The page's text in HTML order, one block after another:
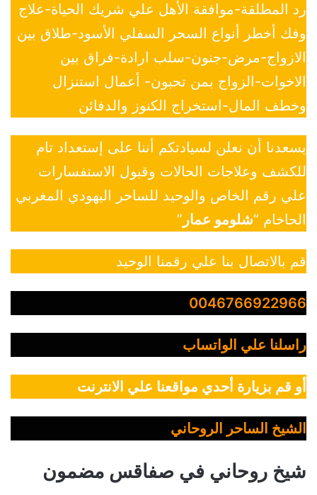
رد المطلقة-موافقة الأهل علي شريك الحياة-علاج
وفك أخطر أنواع السحر السفلي الأسود-طلاق بين
الازواج-مرض-جنون-سلب ارادة-فراق بين
الاخوات-الزواج بمن تحبون- أعمال استنزال
وخطف المال-استخراج الكنوز والدفائن
يسعدنا أن نعلن لسيادتكم أننا على إستعداد تام
للكشف وعلاجات الحالات وقبول الاستفسارات
علي رقم الخاص والوحيد للساحر اليهودي المغربي
الحاخام “شلومو عمار ”
قم بالاتصال بنا علي رقمنا الوحيد
0046766922966
راسلنا علي الواتساب
أو قم بزيارة أحدي مواقعنا علي الانترنت
الشيخ الساحر الروحاني
شيخ روحاني في صفاقس مضمون